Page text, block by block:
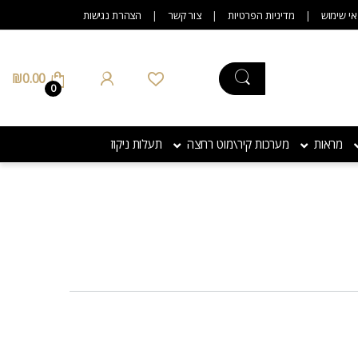
שימוש מדיניות הפרטיות צור קשר הצהרת נגישות
0
₪0.00
מראות מערכות קיר\מוט רחצה תעלות ניקוז